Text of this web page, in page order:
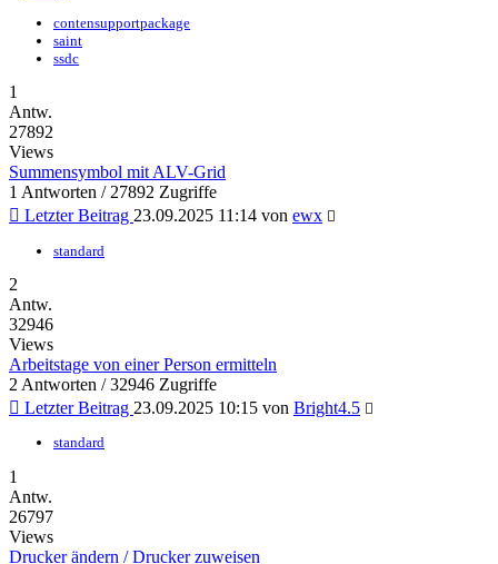
contensupportpackage
saint
ssdc
1
Antw.
27892
Views
Summensymbol mit ALV-Grid
1 Antworten / 27892 Zugriffe
Letzter Beitrag 23.09.2025 11:14 von ewx
standard
2
Antw.
32946
Views
Arbeitstage von einer Person ermitteln
2 Antworten / 32946 Zugriffe
Letzter Beitrag 23.09.2025 10:15 von Bright4.5
standard
1
Antw.
26797
Views
Drucker ändern / Drucker zuweisen